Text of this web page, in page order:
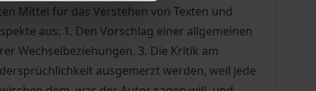
Mittel für das Verstehen von Texten und
aus: 1. Den Vorschlag einer allgemeinen
Wechselbeziehungen. 3. Die Kritik am
ausgemerzt werden, weil jede